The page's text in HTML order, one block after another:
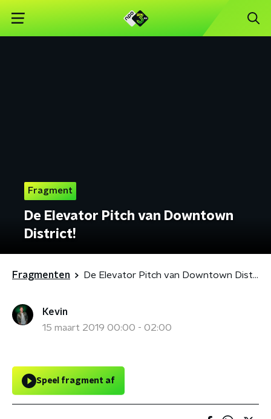
Fragment
De Elevator Pitch van Downtown
District!
Fragmenten De Elevator Pitch van Downtown District!
Kevin
15 maart 2019 00:00 - 02:00
Speel fragment af